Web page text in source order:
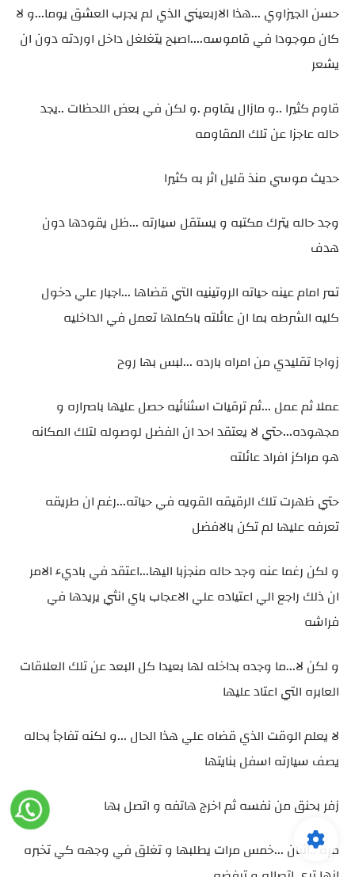
حسن الجيزاوي ...هذا الاربعيني الذي لم يجرب العشق يوما...و لا
كان موجودا في قاموسه....اصبح يتغلغل داخل اوردته دون ان
يشعر
قاوم كثيرا ..و مازال يقاوم .و لكن في بعض اللحظات ..يجد
حاله عاجزا عن تلك المقاومه
حديث موسي منذ قليل اثر به كثيرا
وجد حاله يترك مكتبه و يستقل سيارته ...ظل يقودها دون
هدف
تمر امام عينه حياته الروتينيه التي قضاها ...اجبار علي دخول
كليه الشرطه بما ان عائلته باكملها تعمل في الداخليه
زواجا تقليدي من امراه بارده ...لبس بها روح
عملا ثم عمل ...ثم ترقيات اسثنائيه حصل عليها باصراره و
مجهوده...حتي لا يعتقد احد ان الفضل لوصوله لتلك المكانه
هو مراكز افراد عائلته
حتي ظهرت تلك الرقيقه القويه في حياته...رغم ان طريقه
تعرفه عليها لم تكن بالافضل
و لكن رغما عنه وجد حاله منجزبا اليها...اعتقد في باديء الامر
ان ذلك راجع الي اعتياده علي الاعجاب باي انثي يريدها في
فراشه
و لكن لا...ما وجده بداخله لها بعيدا كل البعد عن تلك العلاقات
العابره التي اعتاد عليها
لا يعلم الوقت الذي قضاه علي هذا الحال ...و لكنه تفاجأ بحاله
يصف سيارته اسفل بنايتها
زفر بحنق من نفسه ثم اخرج هاتفه و اتصل بها
مره ..اثنان ...خمس مرات يطلبها و تغلق في وجهه كي تخبره